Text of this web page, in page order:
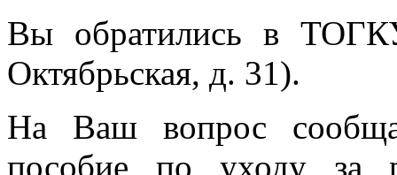
Вы обратились в
Октябрьская, д. 31).
На Ваш вопрос
пособие по уходу за